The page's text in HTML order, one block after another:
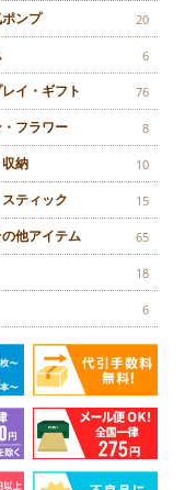
ンプ 20
6
イ・ギフト 76
フラワー 8
納 10
ティック 15
他アイテム 65
18
6